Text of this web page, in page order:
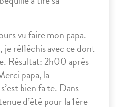
vu faire mon papa.
je réfléchis avec ce dont
Résultat: 2h00 après
papa, la
bien faite. Dans
d’été pour la 1ère